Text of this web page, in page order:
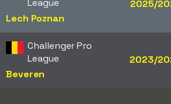
League
Lech Poznan
2025/
Challenger Pro
League
Beveren
2023/